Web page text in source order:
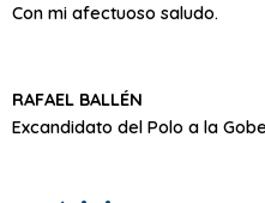
Con mi afectuoso saludo.
RAFAEL BALLÉN
Excandidato del Polo a la